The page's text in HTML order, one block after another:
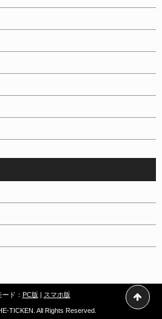
ド： PC版 | スマホ版
TICKEN. All Rights Reserved.